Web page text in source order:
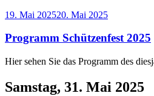
Veröffentlicht
19. Mai 202520. Mai 2025
Programm Schützenfest 2025
Hier sehen Sie das Programm des
Samstag, 31. Mai 2025